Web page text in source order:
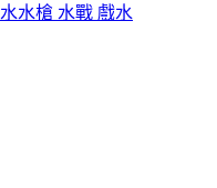
水槍 水戰 戲水